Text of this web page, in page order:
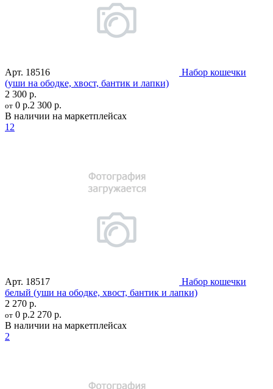
Арт. 18516
Набор кошечки
(уши на ободке, хвост, бантик и лапки)
2 300 р.
от 0 р.2 300 р.
В наличии на маркетплейсах
12
Арт. 18517
Набор кошечки
белый (уши на ободке, хвост, бантик и лапки)
2 270 р.
от 0 р.2 270 р.
В наличии на маркетплейсах
2